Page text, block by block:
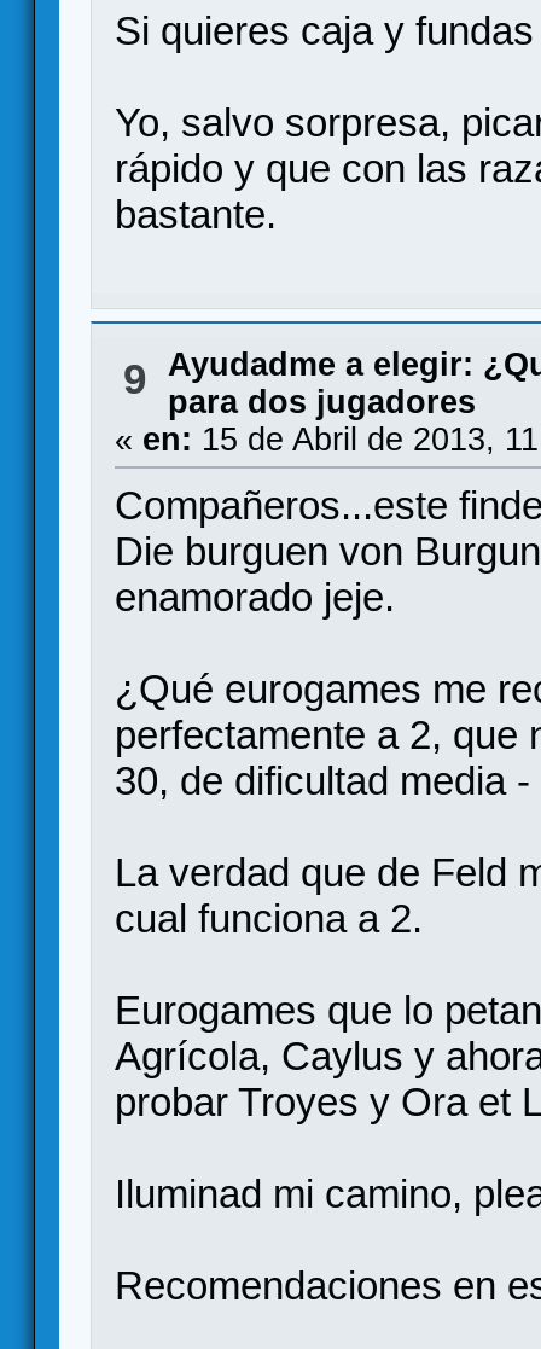
Si quieres caja y
Yo, salvo sorpresa,
rápido y que con las
bastante.
9 Ayudadme a elegir:
para dos jugadores
« en: 15 de Abril de 2013,
Compañeros...este
Die burguen von
enamorado jeje.
¿Qué eurogames me
perfectamente a 2, que
30, de dificultad media -
La verdad que de Feld
cual funciona a 2.
Eurogames que lo
Agrícola, Caylus y
probar Troyes y Ora et
Iluminad mi camino,
Recomendaciones en